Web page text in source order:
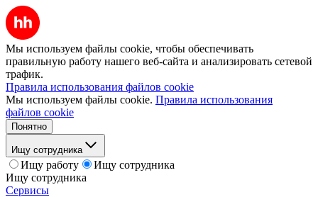
Мы используем файлы cookie, чтобы обеспечивать
правильную работу нашего веб-сайта и анализировать сетевой
трафик.
Правила использования файлов cookie
Мы используем файлы cookie. Правила использования
файлов cookie
Понятно
Ищу сотрудника
Ищу работу
Ищу сотрудника
Ищу сотрудника
Сервисы